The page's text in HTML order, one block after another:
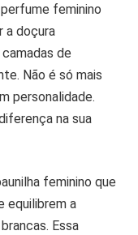
feminino
a doçura
de
Não é só mais
personalidade.
na sua
feminino que
equilibrem a
Essa